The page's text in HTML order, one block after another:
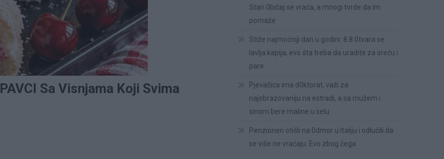
Sa Visnjama Koji Svima
Stari 0bičaj se vraća, a mnogi tvrde da im
pomaže
Stiže najmoćniji dan u godini: 8.8 0tvara se
lavlja kapija, evo šta treba da uradite za sreću i
pare
Pjevačica ima d0ktorat, važi za
najobrazovaniju na estradi, a sa mužem i
sinom bere maline u selu
Penzioneri otišli na 0dmor u Italiju i odlučili da
se više ne vraćaju: Evo zbog čega